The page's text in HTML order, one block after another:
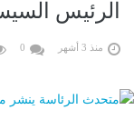
الرئيس
منذ 3 أشهر 0